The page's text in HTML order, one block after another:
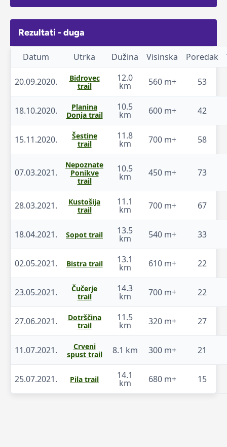
Rezultati - duga
Datum Utrka Dužina Visinska Poredak
20.09.2020.
Bidrovec
trail
12.0
km 560 m+ 53
18.10.2020.
Planina
Donja trail
10.5
km 600 m+ 42
15.11.2020.
Šestine
trail
11.8
km 700 m+ 58
07.03.2021.
Nepoznate
Ponikve
trail
10.5
km 450 m+ 73
28.03.2021.
Kustošija
trail
11.1
km 700 m+ 67
18.04.2021. Sopot trail 13.5
km 540 m+ 33
02.05.2021. Bistra trail 13.1
km 610 m+ 22
23.05.2021.
Čučerje
trail
14.3
km 700 m+ 22
27.06.2021.
Dotrščina
trail
11.5
km 320 m+ 27
11.07.2021.
Crveni
spust trail
8.1 km 300 m+ 21
25.07.2021. Pila trail 14.1
km 680 m+ 15